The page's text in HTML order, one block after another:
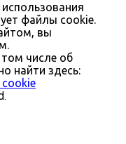
файлы cookie.
вы
числе об
найти здесь: